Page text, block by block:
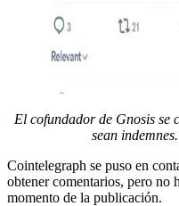
El cofundador de Gnosis se
sean
Cointelegraph se puso en
obtener comentarios, pero no
momento de la publicación.